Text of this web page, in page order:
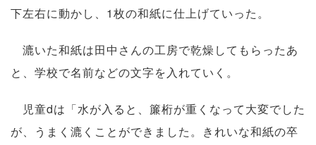
下左右に動かし、1枚の和紙に仕上げていった。
漉いた和紙は田中さんの工房で乾燥してもらったあ
と、学校で名前などの文字を入れていく。
児童dは「水が入ると、簾桁が重くなって大変でした
が、うまく漉くことができました。きれいな和紙の卒